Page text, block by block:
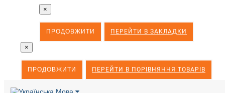
×
ПРОДОВЖИТИ ПЕРЕЙТИ В ЗАКЛАДКИ
×
ПРОДОВЖИТИ ПЕРЕЙТИ В ПОРІВНЯННЯ ТОВАРІВ